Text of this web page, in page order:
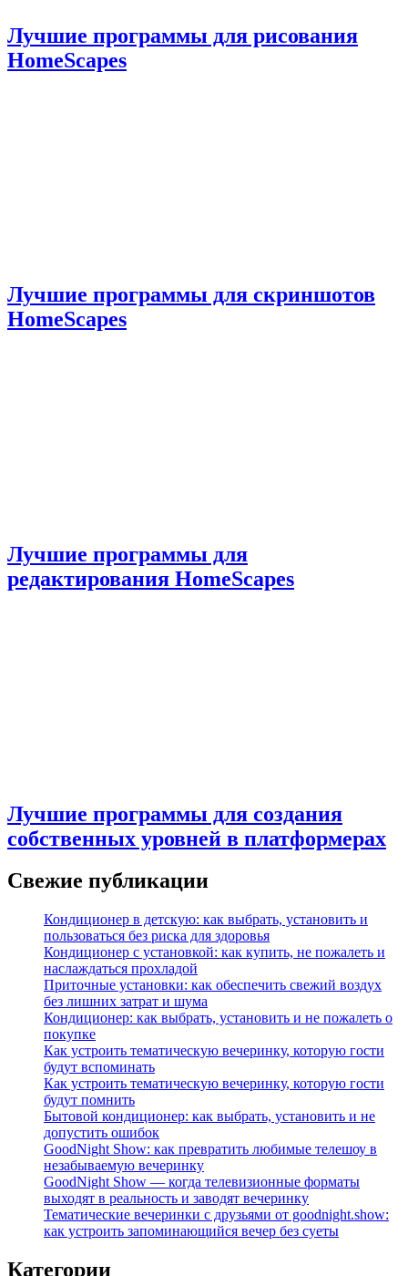
Лучшие программы для рисования
HomeScapes
Лучшие программы для скриншотов
HomeScapes
Лучшие программы для
редактирования HomeScapes
Лучшие программы для создания
собственных уровней в платформерах
Свежие публикации
Кондиционер в детскую: как выбрать, установить и
пользоваться без риска для здоровья
Кондиционер с установкой: как купить, не пожалеть и
наслаждаться прохладой
Приточные установки: как обеспечить свежий воздух
без лишних затрат и шума
Кондиционер: как выбрать, установить и не пожалеть о
покупке
Как устроить тематическую вечеринку, которую гости
будут вспоминать
Как устроить тематическую вечеринку, которую гости
будут помнить
Бытовой кондиционер: как выбрать, установить и не
допустить ошибок
GoodNight Show: как превратить любимые телешоу в
незабываемую вечеринку
GoodNight Show — когда телевизионные форматы
выходят в реальность и заводят вечеринку
Тематические вечеринки с друзьями от goodnight.show:
как устроить запоминающийся вечер без суеты
Категории